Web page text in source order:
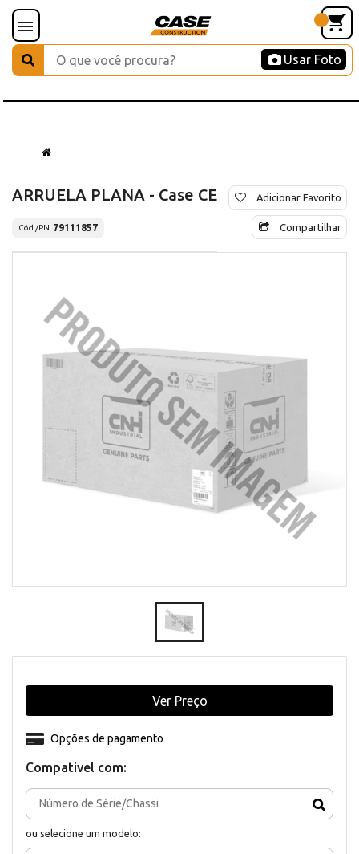
Usar Foto
ARRUELA PLANA - Case CE
Cód./PN 79111857
Adicionar Favorito
Compartilhar
Compativel com:
ou selecione um modelo:
Opções de pagamento
Ver Preço